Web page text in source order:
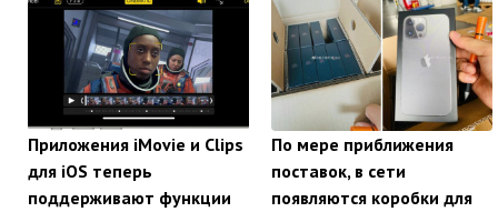
Приложения iMovie и Clips
для iOS теперь
поддерживают функции
По мере приближения
поставок, в сети
появляются коробки для